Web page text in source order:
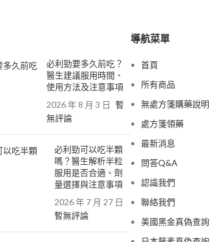
必利勁要多久前吃？
醫生建議服用時間、
使用方法及注意事項
2026 年 8 月 3 日 暫
無評論
必利勁可以吃半顆
嗎？醫生解析半粒
服用是否合適、劑
量選擇與注意事項
2026 年 7 月 27 日
暫無評論
導航菜單
首頁
所有商品
無處方箋購藥說明
處方箋領藥
最新消息
問答Q&A
認識我們
聯絡我們
美國黑金真偽查詢